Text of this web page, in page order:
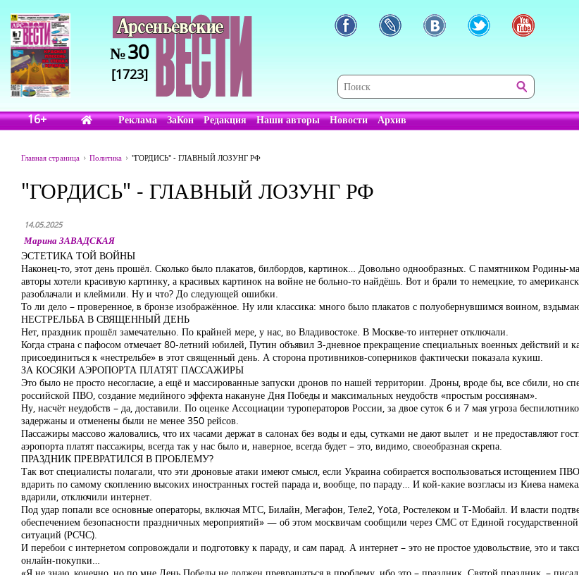
№30
[1723]
16+ Реклама ЗаКон Редакция Наши авторы Новости Архив
Главная страница Политика "ГОРДИСЬ" - ГЛАВНЫЙ ЛОЗУНГ РФ
"ГОРДИСЬ" - ГЛАВНЫЙ ЛОЗУНГ РФ
14.05.2025
Марина ЗАВАДСКАЯ
ЭСТЕТИКА ТОЙ ВОЙНЫ
Наконец-то, этот день прошёл. Сколько было плакатов, билбордов, картинок… Довольно однообразных. С памятником Родины-
авторы хотели красивую картинку, а красивых картинок на войне не больно-то найдёшь. Вот и брали то немецкие, то
разоблачали и клеймили. Ну и что? До следующей ошибки.
То ли дело – проверенное, в бронзе изображённое. Ну или классика: много было плакатов с полуобернувшимся воином,
НЕСТРЕЛЬБА В СВЯЩЕННЫЙ ДЕНЬ
Нет, праздник прошёл замечательно. По крайней мере, у нас, во Владивостоке. В Москве-то интернет отключали.
Когда страна с пафосом отмечает 80-летний юбилей, Путин объявил 3-дневное прекращение специальных военных действий и
присоединиться к «нестрельбе» в этот священный день. А сторона противников-соперников фактически показала кукиш.
ЗА КОСЯКИ АЭРОПОРТА ПЛАТЯТ ПАССАЖИРЫ
Это было не просто несогласие, а ещё и массированные запуски дронов по нашей территории. Дроны, вроде бы, все сбили, но
российской ПВО, создание медийного эффекта накануне Дня Победы и максимальных неудобств «простым россиянам».
Ну, насчёт неудобств – да, доставили. По оценке Ассоциации туроператоров России, за двое суток 6 и 7 мая угроза
задержаны и отменены были не менее 350 рейсов.
Пассажиры массово жаловались, что их часами держат в салонах без воды и еды, сутками не дают вылет и не предоставляют
аэропорта платят пассажиры, всегда так у нас было и, наверное, всегда будет – это, видимо, своеобразная скрепа.
ПРАЗДНИК ПРЕВРАТИЛСЯ В ПРОБЛЕМУ?
Так вот специалисты полагали, что эти дроновые атаки имеют смысл, если Украина собирается воспользоваться истощением
вдарить по самому скоплению высоких иностранных гостей парада и, вообще, по параду… И кой-какие возгласы из Киева
вдарили, отключили интернет.
Под удар попали все основные операторы, включая МТС, Билайн, Мегафон, Теле2, Yota, Ростелеком и Т-Мобайл. И власти
обеспечением безопасности праздничных мероприятий» — об этом москвичам сообщили через СМС от Единой
ситуаций (РСЧС).
И перебои с интернетом сопровождали и подготовку к параду, и сам парад. А интернет – это не простое удовольствие, это и
онлайн-покупки…